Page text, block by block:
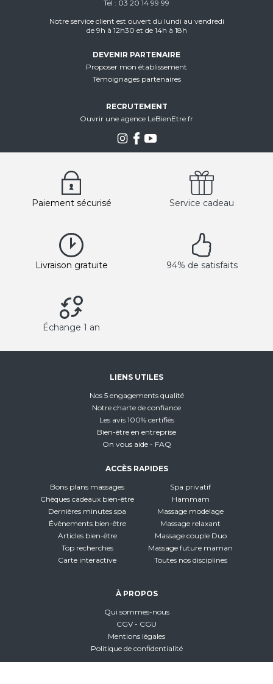
Tél
03 20 14 99 99
Notre service client est ouvert du lundi au vendredi
de 9h à 12h30 et de 14h à 18h
DEVENIR PARTENAIRE
Proposer mon établissement
Témoignages partenaires
RECRUTEMENT
Ouvrir une agence LeBienEtre.fr
Paiement sécurisé Service cadeau
Livraison gratuite 94% de satisfaits
Échange 1 an
LIENS UTILES
Nos 5 engagements qualité
Notre charte de confiance
Les avis 100% certifiés
Bien-être en entreprise
On vous aide - FAQ
ACCÈS RAPIDES
Bons plans massages
Chèques cadeaux bien-être
Dernières minutes spa
Évènements bien-être
Articles bien-être
Top recherches
Carte interactive
Spa privatif
Hammam
Massage modelage
Massage relaxant
Massage couple Duo
Massage future maman
Toutes nos disciplines
À PROPOS
Qui sommes-nous
CGV - CGU
Mentions légales
Politique de confidentialité